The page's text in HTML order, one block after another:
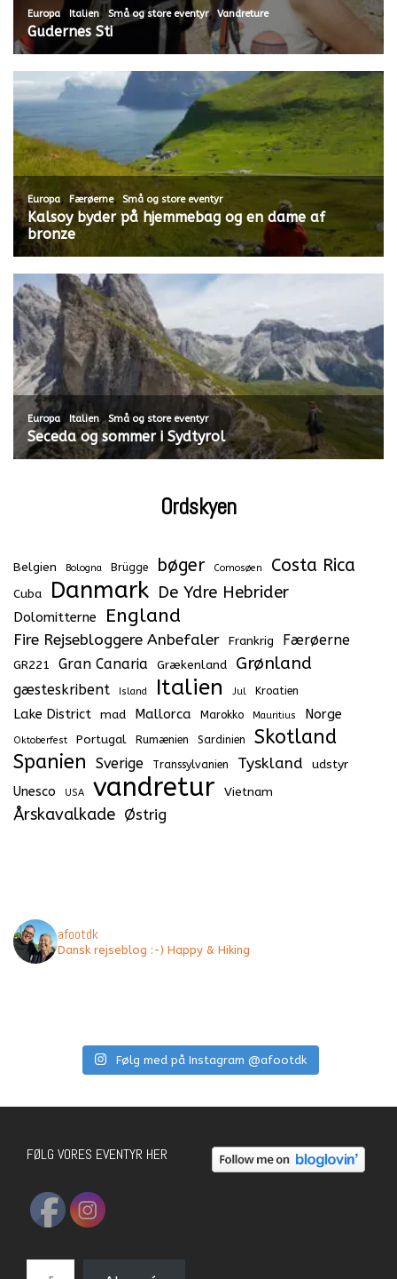
Europa, Italien,Små og store eventyr, Vandreture
Gudernes Sti
Europa, Færøerne, Små og store eventyr
Kalsoy byder på hjemmebag og en dame af
bronze
Europa, Italien,Små og store eventyr
Seceda og sommer i Sydtyrol
Ordskyen
Belgien Bologna Brügge bøger Comosøen Costa Rica
Cuba Danmark De Ydre Hebrider
Dolomitterne England
Fire Rejsebloggere Anbefaler Frankrig Færøerne
GR221 Gran Canaria Grækenland Grønland
gæsteskribent Island Italien Jul Kroatien
Lake District mad Mallorca Marokko Mauritius Norge
Oktoberfest Portugal Rumænien Sardinien
Skotland
Spanien
Sverige Transsylvanien Tyskland udstyr
Unesco USA vandretur Vietnam
Årskavalkade Østrig
afootdk
Dansk rejseblog :-) Happy & Hiking
Følg med på Instagram @afootdk
FØLG VORES EVENTYR HER
E-mail-adresse